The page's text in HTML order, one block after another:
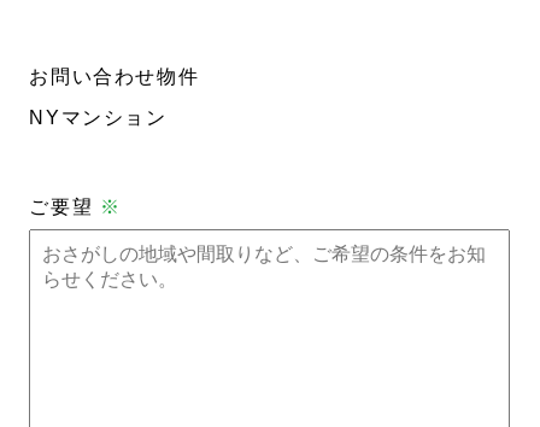
お問い合わせ物件
NYマンション
ご要望 ※